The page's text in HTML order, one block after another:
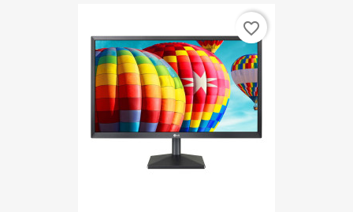
favorite_border